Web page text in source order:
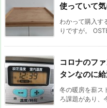
使っていて
わかって購入す
りですが。
コロナのフ
タンなのに
冬の暖房を薪ス
ろ課題があり、